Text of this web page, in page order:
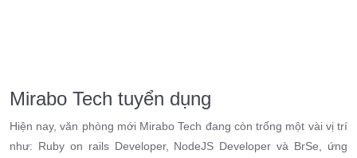
Mirabo Tech tuyển dụng
Hiện nay, văn phòng mới Mirabo Tech đang còn trống một vài vị trí
như: Ruby on rails Developer, NodeJS Developer và BrSe , ứng